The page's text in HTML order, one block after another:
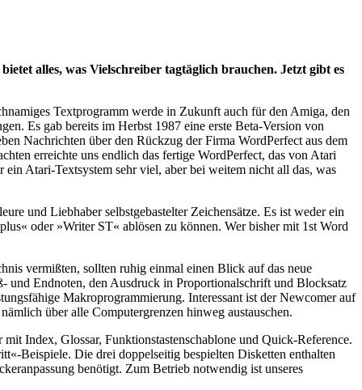
alles, was Vielschreiber tagtäglich brauchen. Jetzt gibt es
Textprogramm werde in Zukunft auch für den Amiga, den
Es gab bereits im Herbst 1987 eine erste Beta-Version von
Nachrichten über den Rückzug der Firma WordPerfect aus dem
erreichte uns endlich das fertige WordPerfect, das von Atari
Atari-Textsystem sehr viel, aber bei weitem nicht all das, was
und Liebhaber selbstgebastelter Zeichensätze. Es ist weder ein
oder »Writer ST« ablösen zu können. Wer bisher mit 1st Word
vermißten, sollten ruhig einmal einen Blick auf das neue
und Endnoten, den Ausdruck in Proportionalschrift und Blocksatz
Makroprogrammierung. Interessant ist der Newcomer auf
über alle Computergrenzen hinweg austauschen.
Index, Glossar, Funktionstastenschablone und Quick-Reference.
Beispiele. Die drei doppelseitig bespielten Disketten enthalten
benötigt. Zum Betrieb notwendig ist unseres